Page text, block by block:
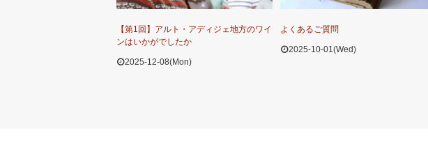
【第1回】アルト・アディジェ地方のワイ
ンはいかがでしたか
2025-12-08(Mon)
よくあるご質問
2025-10-01(Wed)